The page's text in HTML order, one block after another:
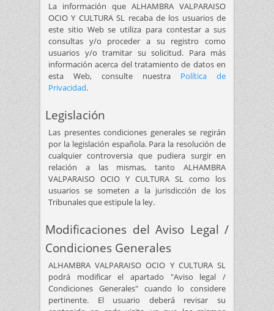
La información que ALHAMBRA VALPARAISO
OCIO Y CULTURA SL recaba de los usuarios de
este sitio Web se utiliza para contestar a sus
consultas y/o proceder a su registro como
usuarios y/o tramitar su solicitud. Para más
información acerca del tratamiento de datos en
esta Web, consulte nuestra Política de
Privacidad.
Legislación
Las presentes condiciones generales se regirán
por la legislación española. Para la resolución de
cualquier controversia que pudiera surgir en
relación a las mismas, tanto ALHAMBRA
VALPARAISO OCIO Y CULTURA SL como los
usuarios se someten a la jurisdicción de los
Tribunales que estipule la ley.
Modificaciones del Aviso Legal /
Condiciones Generales
ALHAMBRA VALPARAISO OCIO Y CULTURA SL
podrá modificar el apartado "Aviso legal /
Condiciones Generales" cuando lo considere
pertinente. El usuario deberá revisar su